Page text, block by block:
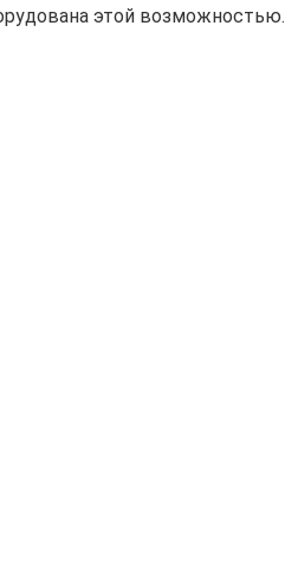
этой возможностью.